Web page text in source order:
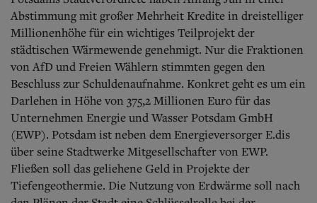
Abstimmung mit großer Mehrheit Kredite in dreistelliger
Millionenhöhe für ein wichtiges Teilprojekt der
städtischen Wärmewende genehmigt. Nur die Fraktionen
von AfD und Freien Wählern stimmten gegen den
Beschluss zur Schuldenaufnahme. Konkret geht es um ein
Darlehen in Höhe von 375,2 Millionen Euro für das
Unternehmen Energie und Wasser Potsdam GmbH
(EWP). Potsdam ist neben dem Energieversorger E.dis
über seine Stadtwerke Mitgesellschafter von EWP.
Fließen soll das geliehene Geld in Projekte der
Tiefengeothermie. Die Nutzung von Erdwärme soll nach